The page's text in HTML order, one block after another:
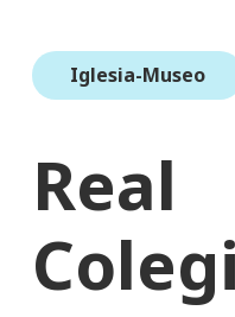
Iglesia-Museo
Real